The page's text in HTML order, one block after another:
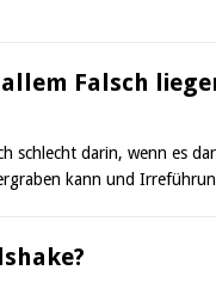
Falsch
schlecht darin, wenn es
kann und